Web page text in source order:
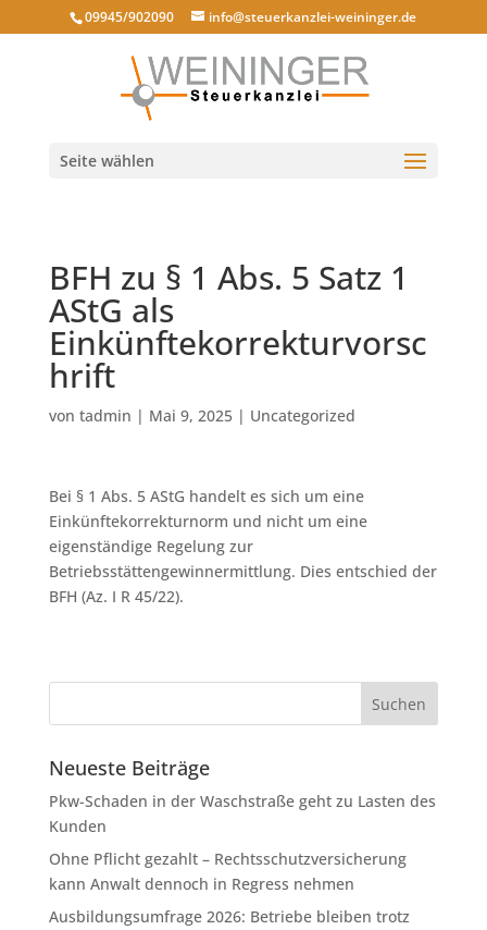
09945/902090 info@steuerkanzlei-weininger.de
Seite wählen
BFH zu § 1 Abs. 5 Satz 1
AStG als
Einkünftekorrekturvorsc
hrift
von tadmin | Mai 9, 2025| Uncategorized
Bei § 1 Abs. 5 AStG handelt es sich um eine
Einkünftekorrekturnorm und nicht um eine
eigenständige Regelung zur
Betriebsstättengewinnermittlung. Dies entschied der
BFH (Az. I R 45/22).
Neueste Beiträge
Pkw-Schaden in der Waschstraße geht zu Lasten des
Kunden
Ohne Pflicht gezahlt – Rechtsschutzversicherung
kann Anwalt dennoch in Regress nehmen
Ausbildungsumfrage 2026: Betriebe bleiben trotz